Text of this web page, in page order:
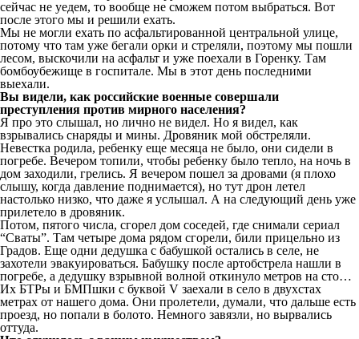
сейчас не уедем, то вообще не сможем потом выбраться. Вот
после этого мы и решили ехать.
Мы не могли ехать по асфальтированной центральной улице,
потому что там уже бегали орки и стреляли, поэтому мы пошли
лесом, выскочили на асфальт и уже поехали в Горенку. Там
бомбоубежище в госпитале. Мы в этот день последними
выехали.
Вы видели, как российские военные совершали
преступления против мирного населения?
Я про это слышал, но лично не видел. Но я видел, как
взрывались снаряды и мины. Дровяник мой обстреляли.
Невестка родила, ребенку еще месяца не было, они сидели в
погребе. Вечером топили, чтобы ребенку было тепло, на ночь в
дом заходили, грелись. Я вечером пошел за дровами (я плохо
слышу, когда давление поднимается), но тут дрон летел
настолько низко, что даже я услышал. А на следующий день уже
прилетело в дровяник.
Потом, пятого числа, сгорел дом соседей, где снимали сериал
“Сваты”. Там четыре дома рядом сгорели, били прицельно из
Градов. Еще одни дедушка с бабушкой остались в селе, не
захотели эвакуироваться. Бабушку после артобстрела нашли в
погребе, а дедушку взрывной волной откинуло метров на сто…
Их БТРы и БМПшки с буквой V заехали в село в двухстах
метрах от нашего дома. Они пролетели, думали, что дальше есть
проезд, но попали в болото. Немного завязли, но вырвались
оттуда.